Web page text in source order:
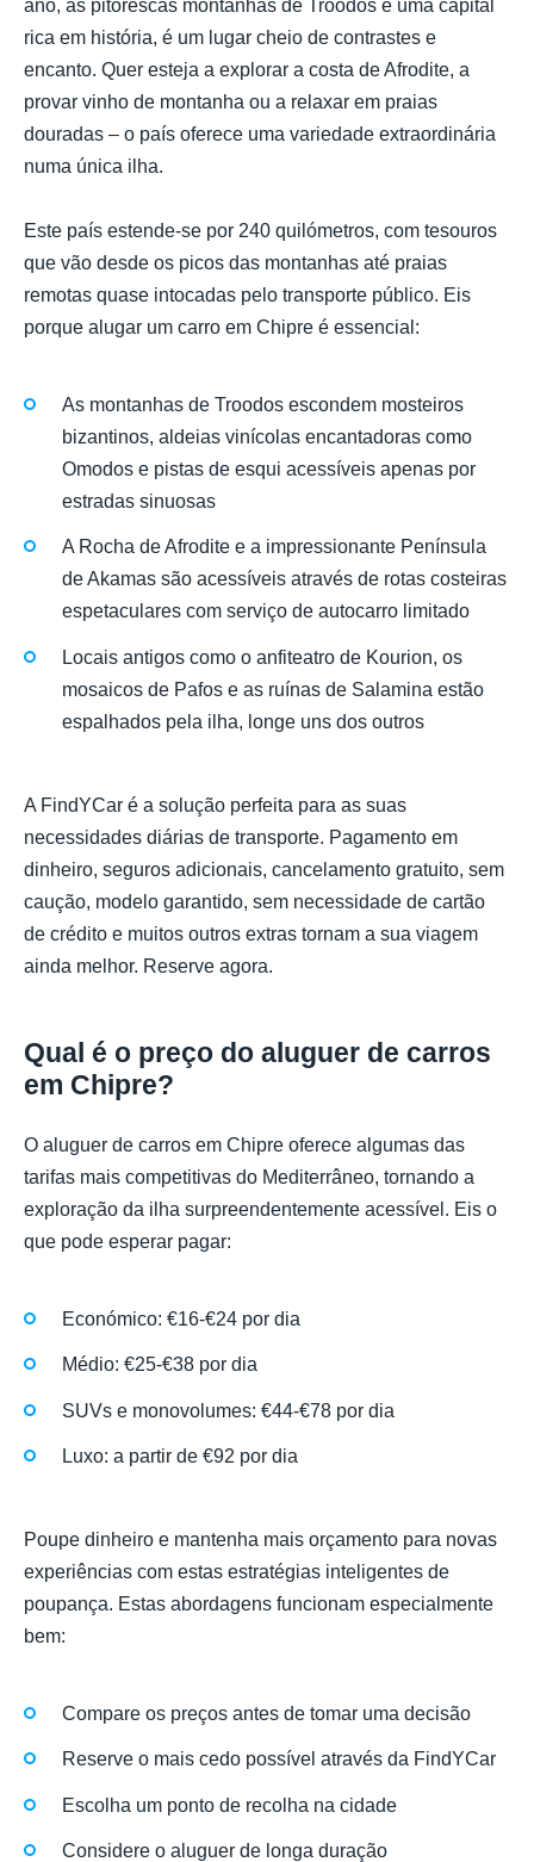
ano, as pitorescas montanhas de Troodos e uma capital
rica em história, é um lugar cheio de contrastes e
encanto. Quer esteja a explorar a costa de Afrodite, a
provar vinho de montanha ou a relaxar em praias
douradas – o país oferece uma variedade extraordinária
numa única ilha.
Este país estende-se por 240 quilómetros, com tesouros
que vão desde os picos das montanhas até praias
remotas quase intocadas pelo transporte público. Eis
porque alugar um carro em Chipre é essencial:
As montanhas de Troodos escondem mosteiros
bizantinos, aldeias vinícolas encantadoras como
Omodos e pistas de esqui acessíveis apenas por
estradas sinuosas
A Rocha de Afrodite e a impressionante Península
de Akamas são acessíveis através de rotas costeiras
espetaculares com serviço de autocarro limitado
Locais antigos como o anfiteatro de Kourion, os
mosaicos de Pafos e as ruínas de Salamina estão
espalhados pela ilha, longe uns dos outros
A FindYCar é a solução perfeita para as suas
necessidades diárias de transporte. Pagamento em
dinheiro, seguros adicionais, cancelamento gratuito, sem
caução, modelo garantido, sem necessidade de cartão
de crédito e muitos outros extras tornam a sua viagem
ainda melhor. Reserve agora.
Qual é o preço do aluguer de carros
em Chipre?
O aluguer de carros em Chipre oferece algumas das
tarifas mais competitivas do Mediterrâneo, tornando a
exploração da ilha surpreendentemente acessível. Eis o
que pode esperar pagar:
Económico: €16-€24 por dia
Médio: €25-€38 por dia
SUVs e monovolumes: €44-€78 por dia
Luxo: a partir de €92 por dia
Poupe dinheiro e mantenha mais orçamento para novas
experiências com estas estratégias inteligentes de
poupança. Estas abordagens funcionam especialmente
bem:
Compare os preços antes de tomar uma decisão
Reserve o mais cedo possível através da FindYCar
Escolha um ponto de recolha na cidade
Considere o aluguer de longa duração